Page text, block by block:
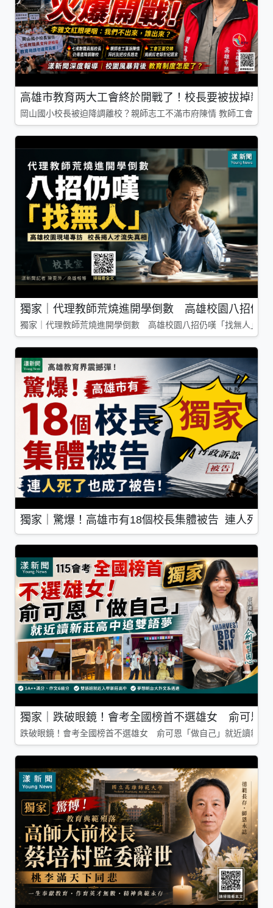
高雄市教育两大工會終於開戰了！校長要被拔掉親
岡山國小校長被迫降調離校？親師志工不滿市府陳情 教師工會槓
獨家｜代理教師荒燒進開學倒數 高雄校園八招仍
獨家｜代理教師荒燒進開學倒數 高雄校園八招仍嘆「找無人」
獨家｜驚爆！高雄市有18個校長集體被告 連人死了
獨家｜跌破眼鏡！會考全國榜首不選雄女 俞可恩
跌破眼鏡！會考全國榜首不選雄女 俞可恩「做自己」就近讀新莊